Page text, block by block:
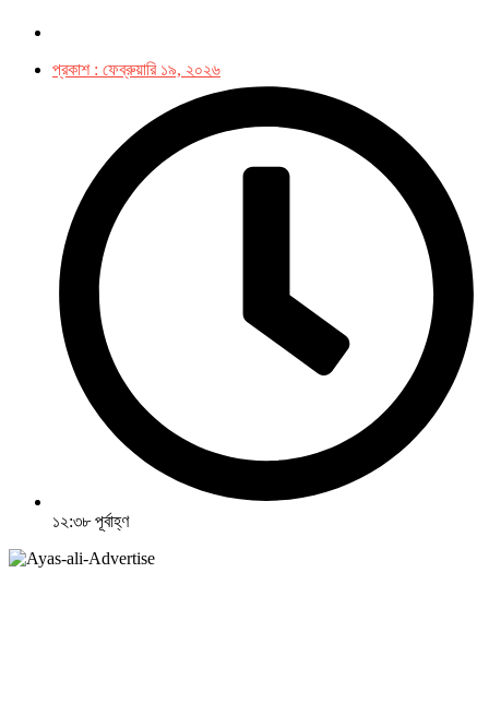
প্রকাশ : ফেব্রুয়ারি ১৯, ২০২৬
১২:৩৮ পূর্বাহ্ণ